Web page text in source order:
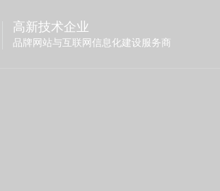
高新技术企业
品牌网站与互联网信息化建设服务商